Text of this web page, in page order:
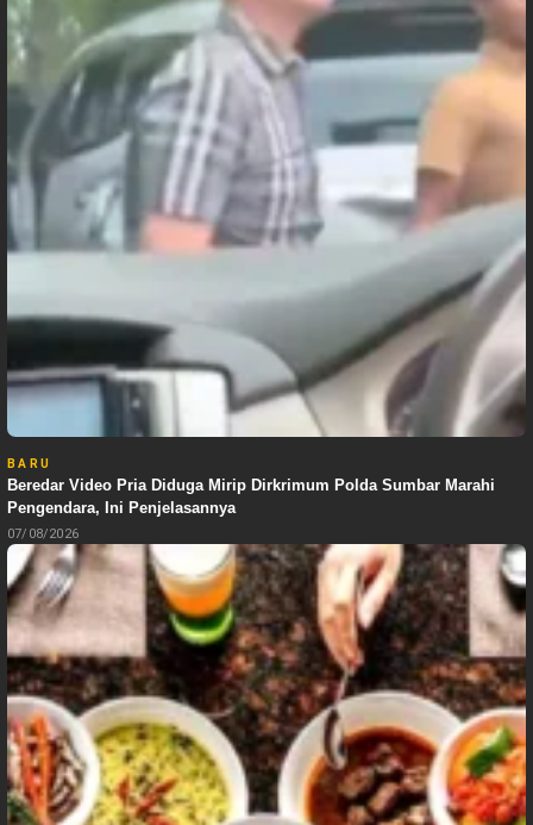
BARU
Beredar Video Pria Diduga Mirip Dirkrimum Polda Sumbar Marahi
Pengendara, Ini Penjelasannya
07/08/2026